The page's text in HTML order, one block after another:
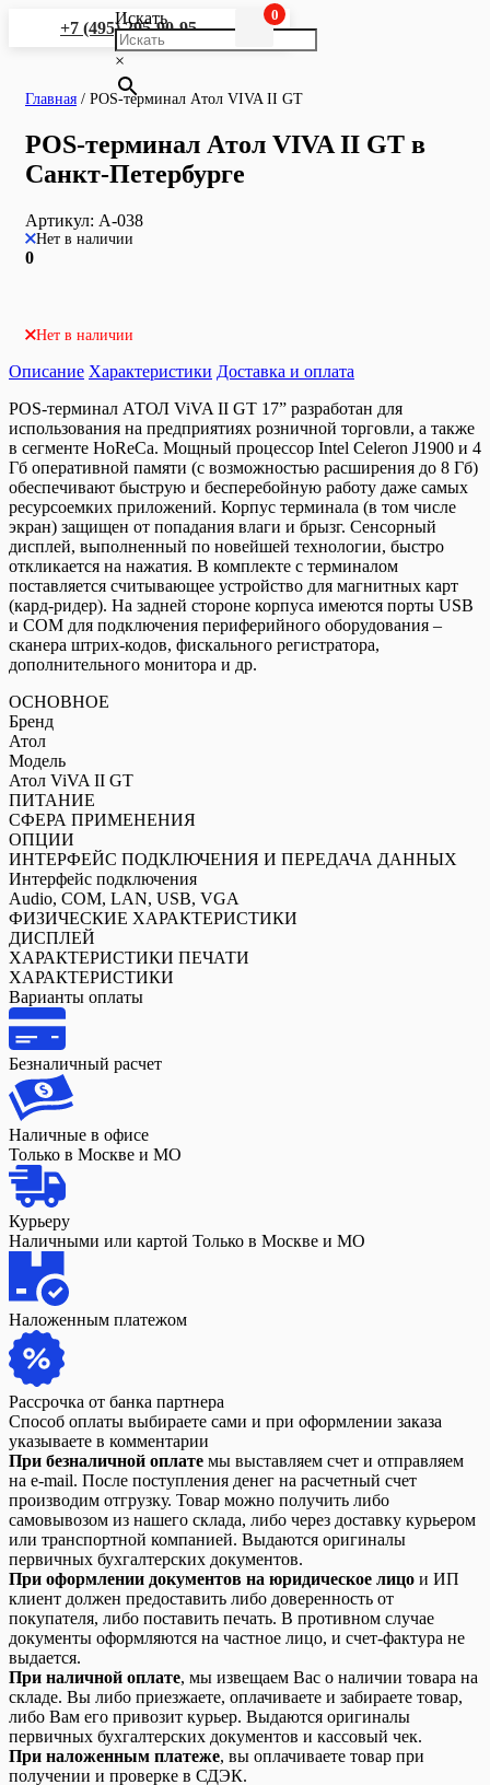
+7 (495) 295-90-95
Искать
×
0
Главная / POS-терминал Aтол VIVA II GT
POS-терминал Aтол VIVA II GT в
Санкт-Петербурге
Артикул: A-038
Нет в наличии
0
Нет в наличии
Описание Характеристики Доставка и оплата
POS-терминал АТОЛ ViVA II GT 17” разработан для
использования на предприятиях розничной торговли, а также
в сегменте HoReCa. Мощный процессор Intel Celeron J1900 и 4
Гб оперативной памяти (с возможностью расширения до 8 Гб)
обеспечивают быструю и бесперебойную работу даже самых
ресурсоемких приложений. Корпус терминала (в том числе
экран) защищен от попадания влаги и брызг. Сенсорный
дисплей, выполненный по новейшей технологии, быстро
откликается на нажатия. В комплекте с терминалом
поставляется считывающее устройство для магнитных карт
(кард-ридер). На задней стороне корпуса имеются порты USB
и COM для подключения периферийного оборудования –
сканера штрих-кодов, фискального регистратора,
дополнительного монитора и др.
ОСНОВНОЕ
Бренд
Атол
Модель
Атол ViVA II GT
ПИТАНИЕ
СФЕРА ПРИМЕНЕНИЯ
ОПЦИИ
ИНТЕРФЕЙС ПОДКЛЮЧЕНИЯ И ПЕРЕДАЧА ДАННЫХ
Интерфейс подключения
Audio, COM, LAN, USB, VGA
ФИЗИЧЕСКИЕ ХАРАКТЕРИСТИКИ
ДИСПЛЕЙ
ХАРАКТЕРИСТИКИ ПЕЧАТИ
ХАРАКТЕРИСТИКИ
Варианты оплаты
Безналичный расчет
Наличные в офисе
Только в Москве и МО
Курьеру
Наличными или картой Только в Москве и МО
Наложенным платежом
Рассрочка от банка партнера
Способ оплаты выбираете сами и при оформлении заказа
указываете в комментарии
При безналичной оплате мы выставляем счет и отправляем
на e-mail. После поступления денег на расчетный счет
производим отгрузку. Товар можно получить либо
самовывозом из нашего склада, либо через доставку курьером
или транспортной компанией. Выдаются оригиналы
первичных бухгалтерских документов.
При оформлении документов на юридическое лицо и ИП
клиент должен предоставить либо доверенность от
покупателя, либо поставить печать. В противном случае
документы оформляются на частное лицо, и счет-фактура не
выдается.
При наличной оплате, мы извещаем Вас о наличии товара на
складе. Вы либо приезжаете, оплачиваете и забираете товар,
либо Вам его привозит курьер. Выдаются оригиналы
первичных бухгалтерских документов и кассовый чек.
При наложенным платеже, вы оплачиваете товар при
получении и проверке в СДЭК.